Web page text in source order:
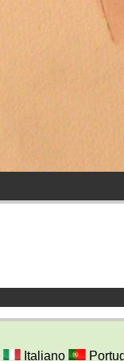
Italiano